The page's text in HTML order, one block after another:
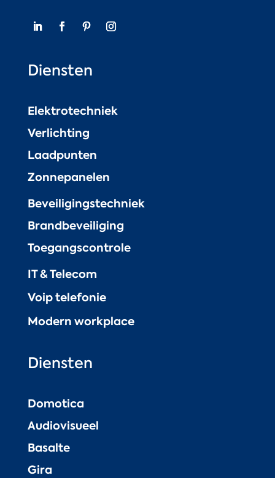
Diensten
Elektrotechniek
Verlichting
Laadpunten
Zonnepanelen
Beveiligingstechniek
Brandbeveiliging
Toegangscontrole
IT & Telecom
Voip telefonie
Modern workplace
Diensten
Domotica
Audiovisueel
Basalte
Gira